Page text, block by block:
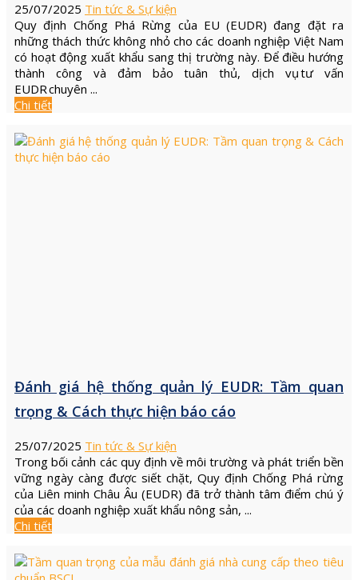
25/07/2025 Tin tức & Sự kiện
Quy định Chống Phá Rừng của EU (EUDR) đang đặt ra
những thách thức không nhỏ cho các doanh nghiệp Việt Nam
có hoạt động xuất khẩu sang thị trường này. Để điều hướng
thành công và đảm bảo tuân thủ, dịch vụ tư vấn
EUDR chuyên ...
Chi tiết
Đánh giá hệ thống quản lý EUDR: Tầm quan
trọng & Cách thực hiện báo cáo
25/07/2025 Tin tức & Sự kiện
Trong bối cảnh các quy định về môi trường và phát triển bền
vững ngày càng được siết chặt, Quy định Chống Phá rừng
của Liên minh Châu Âu (EUDR) đã trở thành tâm điểm chú ý
của các doanh nghiệp xuất khẩu nông sản, ...
Chi tiết